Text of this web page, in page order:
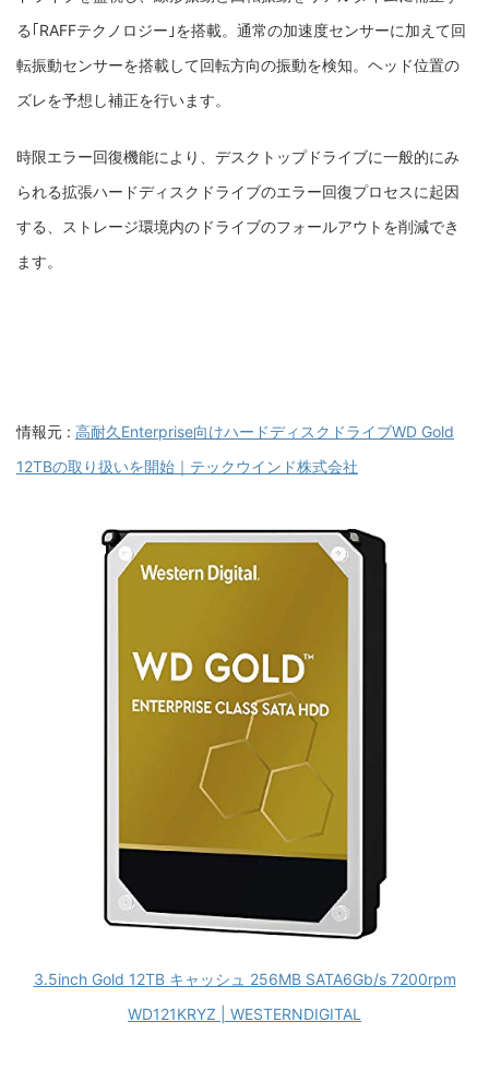
る｢RAFFテクノロジー｣を搭載。通常の加速度センサーに加えて回
転振動センサーを搭載して回転方向の振動を検知。ヘッド位置の
ズレを予想し補正を行います。
時限エラー回復機能により、デスクトップドライブに一般的にみ
られる拡張ハードディスクドライブのエラー回復プロセスに起因
する、ストレージ環境内のドライブのフォールアウトを削減でき
ます。
情報元 : 高耐久Enterprise向けハードディスクドライブWD Gold
12TBの取り扱いを開始｜テックウインド株式会社
3.5inch Gold 12TB キャッシュ 256MB SATA6Gb/s 7200rpm
WD121KRYZ | WESTERNDIGITAL